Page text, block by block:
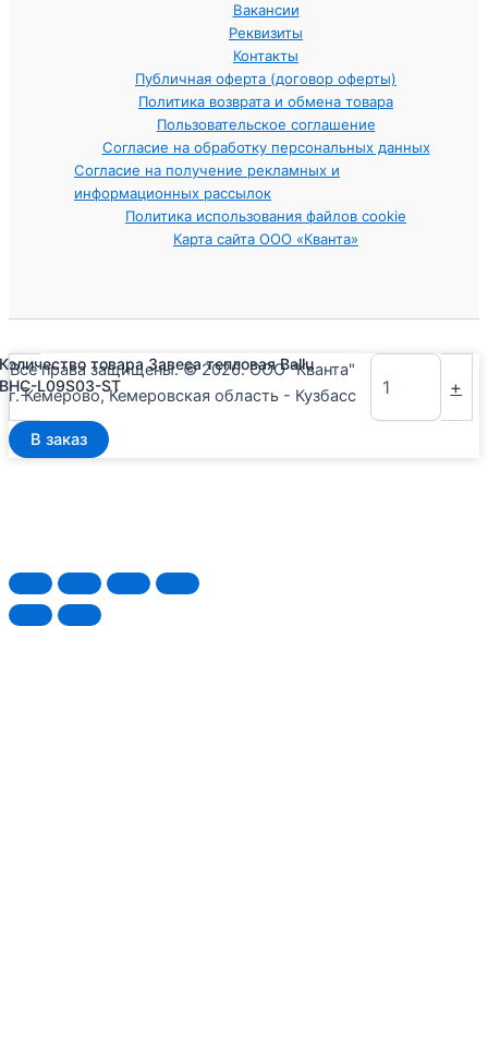
Вакансии
Реквизиты
Контакты
Публичная оферта (договор оферты)
Политика возврата и обмена товара
Пользовательское соглашение
Согласие на обработку персональных данных
Согласие на получение рекламных и
информационных рассылок
Политика использования файлов cookie
Карта сайта ООО «Кванта»
Все права защищены. © 2026. ООО "Кванта"
г. Кемерово, Кемеровская область - Кузбасс
-
Количество товара Завеса тепловая Ballu
BHC-L09S03-ST
+
В заказ